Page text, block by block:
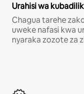
Urahisi wa
Chagua tarehe
uweke nafasi kwa
nyaraka zozote za